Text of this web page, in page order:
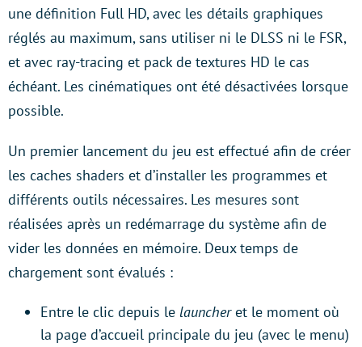
une définition Full HD, avec les détails graphiques
réglés au maximum, sans utiliser ni le DLSS ni le FSR,
et avec ray-tracing et pack de textures HD le cas
échéant. Les cinématiques ont été désactivées lorsque
possible.
Un premier lancement du jeu est effectué afin de créer
les caches shaders et d’installer les programmes et
différents outils nécessaires. Les mesures sont
réalisées après un redémarrage du système afin de
vider les données en mémoire. Deux temps de
chargement sont évalués :
Entre le clic depuis le launcheret le moment où
la page d’accueil principale du jeu (avec le menu)